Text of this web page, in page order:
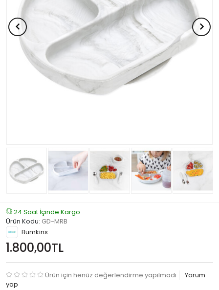
24 Saat İçinde Kargo
Ürün Kodu: GD-MRB
Bumkins
1.800,00TL
Ürün için henüz değerlendirme yapılmadı
Yorum
yap